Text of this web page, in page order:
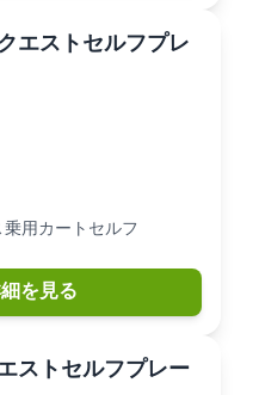
エストセルフプレ
乗用カートセルフ
を見る
ストセルフプレー